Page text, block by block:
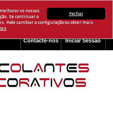
Fechar
os nossos
Se continuar a
Pode cambiar a configuração ou obter mais
Iniciar Sessão
Contacte-nos